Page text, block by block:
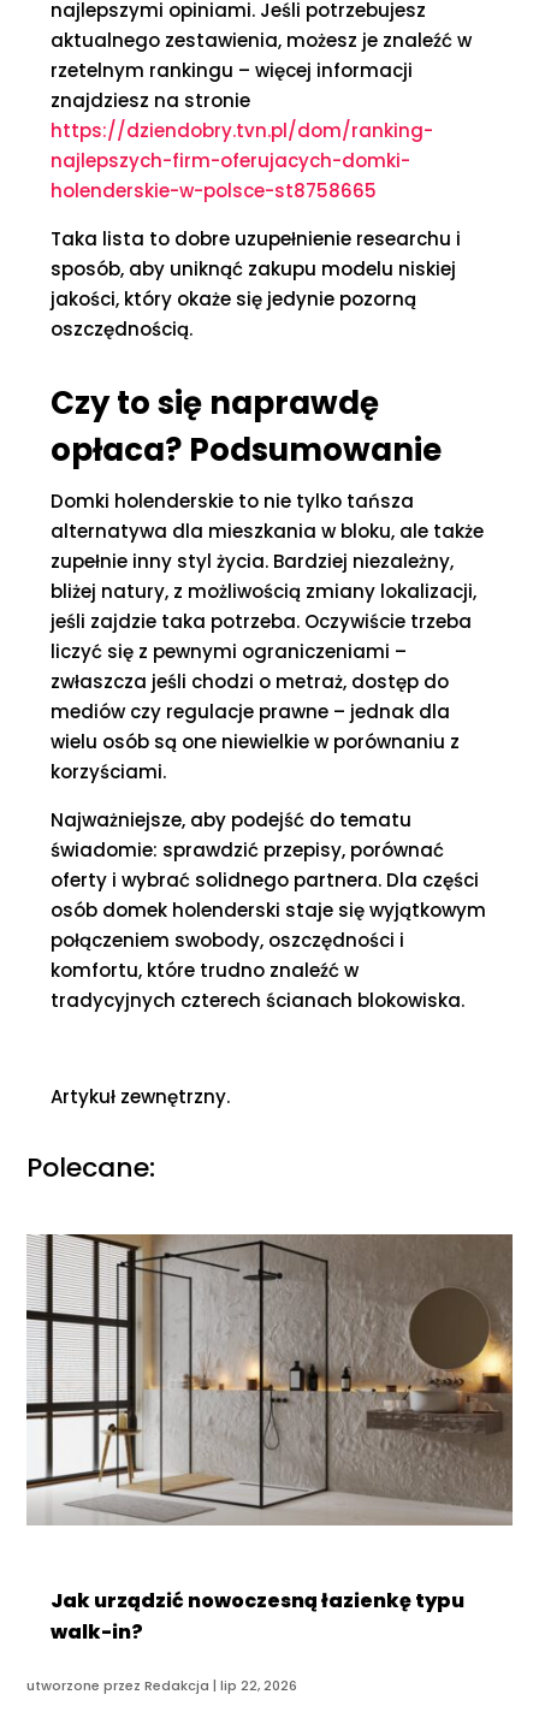
najlepszymi opiniami. Jeśli potrzebujesz
aktualnego zestawienia, możesz je znaleźć w
rzetelnym rankingu – więcej informacji
znajdziesz na stronie
https://dziendobry.tvn.pl/dom/ranking-
najlepszych-firm-oferujacych-domki-
holenderskie-w-polsce-st8758665
Taka lista to dobre uzupełnienie researchu i
sposób, aby uniknąć zakupu modelu niskiej
jakości, który okaże się jedynie pozorną
oszczędnością.
Czy to się naprawdę
opłaca? Podsumowanie
Domki holenderskie to nie tylko tańsza
alternatywa dla mieszkania w bloku, ale także
zupełnie inny styl życia. Bardziej niezależny,
bliżej natury, z możliwością zmiany lokalizacji,
jeśli zajdzie taka potrzeba. Oczywiście trzeba
liczyć się z pewnymi ograniczeniami –
zwłaszcza jeśli chodzi o metraż, dostęp do
mediów czy regulacje prawne – jednak dla
wielu osób są one niewielkie w porównaniu z
korzyściami.
Najważniejsze, aby podejść do tematu
świadomie: sprawdzić przepisy, porównać
oferty i wybrać solidnego partnera. Dla części
osób domek holenderski staje się wyjątkowym
połączeniem swobody, oszczędności i
komfortu, które trudno znaleźć w
tradycyjnych czterech ścianach blokowiska.
Artykuł zewnętrzny.
Polecane:
Jak urządzić nowoczesną łazienkę typu
walk-in?
utworzone przezRedakcja |lip 22, 2026